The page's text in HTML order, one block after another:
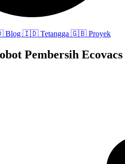
Blog 🇮🇩 Tetangga 🇬🇧 Proyek
Pembersih Ecovacs